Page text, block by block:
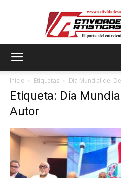
Inicio Etiquetas Día Mundial del
Etiqueta: Día
Autor